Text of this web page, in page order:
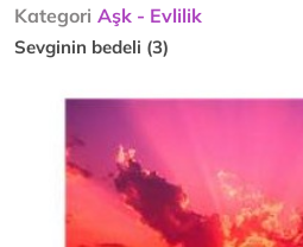
Kategori Aşk - Evlilik
Sevginin bedeli (3)